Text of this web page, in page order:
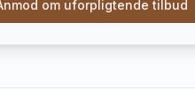
om uforpligtende tilbud